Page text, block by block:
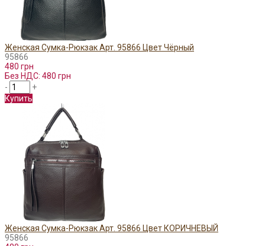
Женская Сумка-Рюкзак Арт. 95866 Цвет Чёрный
95866
480 грн
Без НДС: 480 грн
-
+
Купить
Женская Сумка-Рюкзак Арт. 95866 Цвет КОРИЧНЕВЫЙ
95866